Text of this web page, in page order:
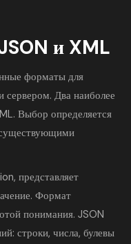
и XML
форматы для
сервером. Два наиболее
Выбор определяется
существующими
представляет
Формат
понимания. JSON
строки, числа, булевы